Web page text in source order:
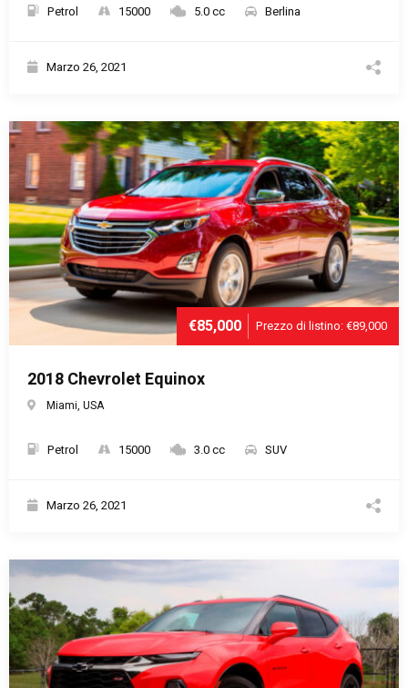
Petrol 15000 5.0 cc Berlina
Marzo 26, 2021
€85,000 Prezzo di listino: €89,000
2018 Chevrolet Equinox
Miami, USA
Petrol 15000 3.0 cc SUV
Marzo 26, 2021